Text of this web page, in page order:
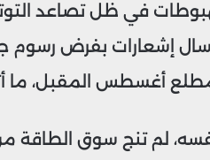
في ظل تصاعد
إشعارات بفرض
مطلع أغسطس المقبل، ما
لم تنج سوق الطاقة من